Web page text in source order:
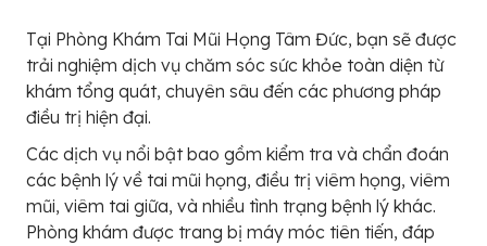
Tại Phòng Khám Tai Mũi Họng Tâm Đức, bạn sẽ được
trải nghiệm dịch vụ chăm sóc sức khỏe toàn diện từ
khám tổng quát, chuyên sâu đến các phương pháp
điều trị hiện đại.
Các dịch vụ nổi bật bao gồm kiểm tra và chẩn đoán
các bệnh lý về tai mũi họng, điều trị viêm họng, viêm
mũi, viêm tai giữa, và nhiều tình trạng bệnh lý khác.
Phòng khám được trang bị máy móc tiên tiến, đáp